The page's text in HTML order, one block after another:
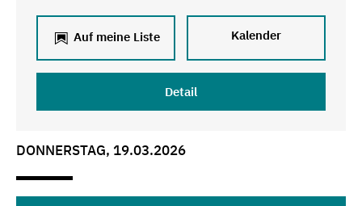
Auf meine Liste Kalender
Detail
DONNERSTAG, 19.03.2026